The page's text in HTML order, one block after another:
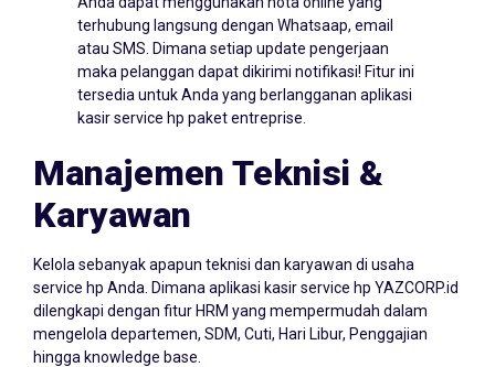
terhubung langsung dengan Whatsaap, email
atau SMS. Dimana setiap update pengerjaan
maka pelanggan dapat dikirimi notifikasi! Fitur ini
tersedia untuk Anda yang berlangganan aplikasi
kasir service hp paket entreprise.
Manajemen Teknisi &
Karyawan
service hp Anda. Dimana aplikasi kasir service hp YAZCORP.id
dilengkapi dengan fitur HRM yang mempermudah dalam
mengelola departemen, SDM, Cuti, Hari Libur, Penggajian
hingga knowledge base.